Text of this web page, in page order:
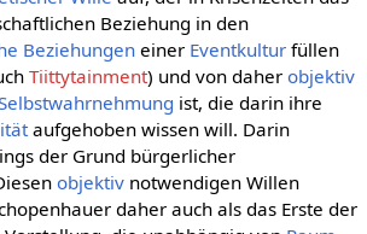
Beziehung in den
Beziehungeneiner Eventkulturfüllen
Tiittytainment) und von daher objektiv
ist, die darin ihre
aufgehoben wissen will. Darin
der Grund bürgerlicher
objektivnotwendigen Willen
daher auch als das Erste der